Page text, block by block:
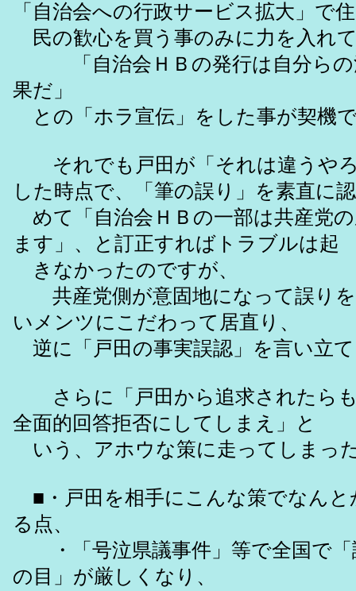
「自治会への行政サービス拡大」で住
民の歓心を買う事のみに力を入れ
「自治会ＨＢの発行は自分らの
果だ」
との「ホラ宣伝」をした事が契機
それでも戸田が「それは違うやろ
した時点で、「筆の誤り」を素直に認
めて「自治会ＨＢの一部は共産党
ます」、と訂正すればトラブルは起
きなかったのですが、
共産党側が意固地になって誤りを
いメンツにこだわって居直り、
逆に「戸田の事実誤認」を言い立
さらに「戸田から追求されたら
全面的回答拒否にしてしまえ」と
いう、アホウな策に走ってしまっ
■・戸田を相手にこんな策でなんと
る点、
・「号泣県議事件」等で全国で「
の目」が厳しくなり、